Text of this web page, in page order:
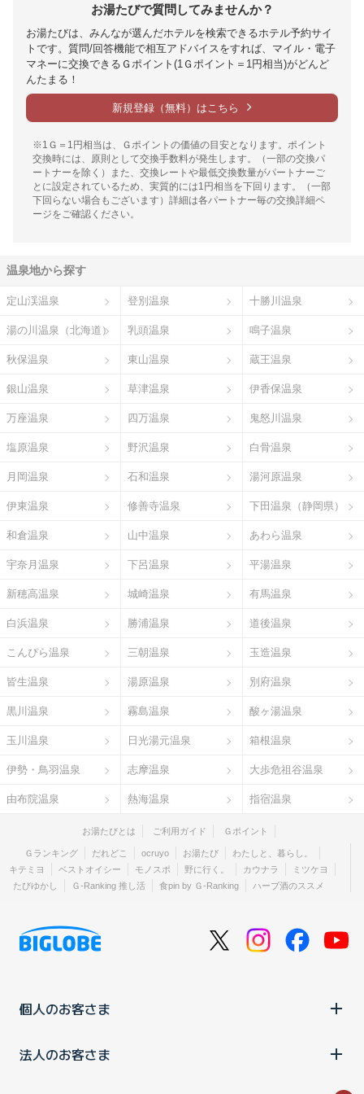
お湯たびで質問してみませんか？
お湯たびは、みんなが選んだホテルを検索できるホテル予約サイ
トです。質問/回答機能で相互アドバイスをすれば、マイル・電子
マネーに交換できるＧポイント(1Ｇポイント＝1円相当)がどんど
んたまる！
新規登録（無料）はこちら
※1Ｇ＝1円相当は、Ｇポイントの価値の目安となります。ポイント
交換時には、原則として交換手数料が発生します。（一部の交換パ
ートナーを除く）また、交換レートや最低交換数量がパートナーご
とに設定されているため、実質的には1円相当を下回ります。（一部
下回らない場合もございます）詳細は各パートナー毎の交換詳細ペ
ージをご確認ください。
温泉地から探す
定山渓温泉 登別温泉 十勝川温泉
湯の川温泉（北海道） 乳頭温泉 鳴子温泉
秋保温泉 東山温泉 蔵王温泉
銀山温泉 草津温泉 伊香保温泉
万座温泉 四万温泉 鬼怒川温泉
塩原温泉 野沢温泉 白骨温泉
月岡温泉 石和温泉 湯河原温泉
伊東温泉 修善寺温泉 下田温泉（静岡県）
和倉温泉 山中温泉 あわら温泉
宇奈月温泉 下呂温泉 平湯温泉
新穂高温泉 城崎温泉 有馬温泉
白浜温泉 勝浦温泉 道後温泉
こんぴら温泉 三朝温泉 玉造温泉
皆生温泉 湯原温泉 別府温泉
黒川温泉 霧島温泉 酸ヶ湯温泉
玉川温泉 日光湯元温泉 箱根温泉
伊勢・鳥羽温泉 志摩温泉 大歩危祖谷温泉
由布院温泉 熱海温泉 指宿温泉
お湯たびとは ご利用ガイド Ｇポイント
Ｇランキング だれどこ ocruyo お湯たび
わたしと、暮らし。
キテミヨ
ベストオイシー モノスポ 野に行く。 カウナラ
ミツケヨ
たびゆかし
Ｇ-Ranking 推し活 食pin by Ｇ-Ranking ハーブ酒のススメ
個人のお客さま
法人のお客さま